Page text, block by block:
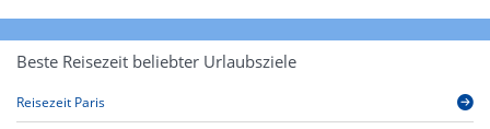
Beste Reisezeit beliebter Urlaubsziele
Reisezeit Paris